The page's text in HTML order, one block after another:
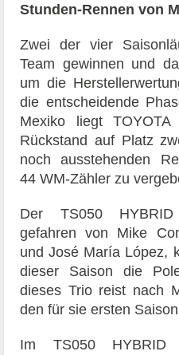
Stunden-Rennen von
Zwei der vier
Team gewinnen und
um die
die entscheidende
Mexiko liegt
Rückstand auf Platz
noch ausstehenden
44 WM-Zähler zu
Der TS050 HYBRID
gefahren von Mike
und José María López,
dieser Saison die
dieses Trio reist nach
den für sie ersten
Im TS050 HYBRID